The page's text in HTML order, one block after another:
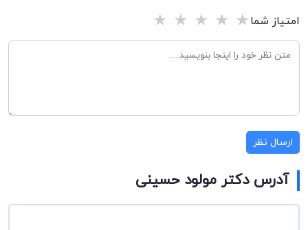
امتیاز شما★
★
★
★
★
ارسال نظر
آدرس دکتر مولود حسینی